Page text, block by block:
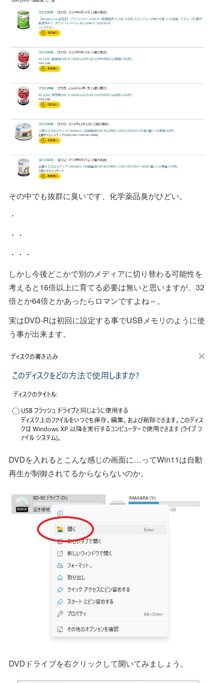
その中でも抜群に臭いです、化学薬品臭がひどい。
・
・・
・・・
しかし今後どこかで別のメディアに切り替わる可能性を
考えると16倍以上に育てる必要は無いと思いますが、32
倍とか64倍とかあったらロマンですよね～。
実はDVD-Rは初回に設定する事でUSBメモリのように使
う事が出来ます。
DVDを入れるとこんな感じの画面に…ってWin11は自動
再生が制御されてるからならないのか。
DVDドライブを右クリックして開いてみましょう。